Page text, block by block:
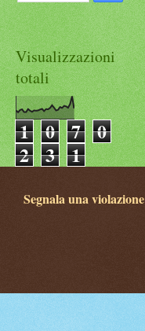
Visualizzazioni
totali
1 0 7 0
2 3 1
Segnala una violazione